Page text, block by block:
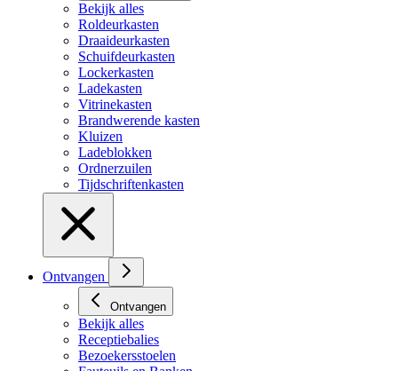
Bekijk alles
Roldeurkasten
Draaideurkasten
Schuifdeurkasten
Lockerkasten
Ladekasten
Vitrinekasten
Brandwerende kasten
Kluizen
Ladeblokken
Ordnerzuilen
Tijdschriftenkasten
Ontvangen
Ontvangen
Bekijk alles
Receptiebalies
Bezoekersstoelen